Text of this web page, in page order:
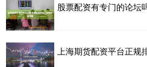
股票配资有专门的论坛
上海期货配资平台正规